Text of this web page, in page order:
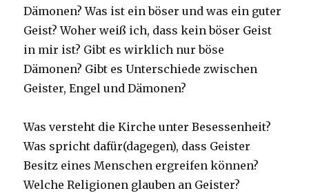
Dämonen? Was ist ein böser und was ein guter
Geist? Woher weiß ich, dass kein böser Geist
in mir ist? Gibt es wirklich nur böse
Dämonen? Gibt es Unterschiede zwischen
Geister, Engel und Dämonen?
Was versteht die Kirche unter Besessenheit?
Was spricht dafür(dagegen), dass Geister
Besitz eines Menschen ergreifen können?
Welche Religionen glauben an Geister?